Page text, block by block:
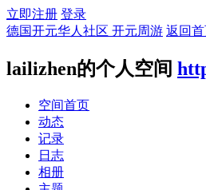
立即注册 登录
德国开元华人社区 开元周游 返回
lailizhen的个人空间
空间首页
动态
记录
日志
相册